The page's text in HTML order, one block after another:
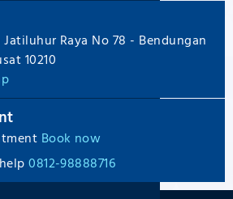
Raya No 78 - Bendungan
10210
Book now
0812-98888716